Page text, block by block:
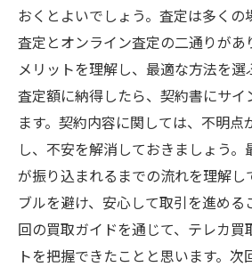
おくとよいでしょう。査定は多くの
査定とオンライン査定の二通りがあ
メリットを理解し、最適な方法を選
査定額に納得したら、契約書にサイ
ます。契約内容に関しては、不明点
し、不安を解消しておきましょう
が振り込まれるまでの流れを理解し
ブルを避け、安心して取引を進める
回の買取ガイドを通じて、テレカ買
トを把握できたことと思います。次